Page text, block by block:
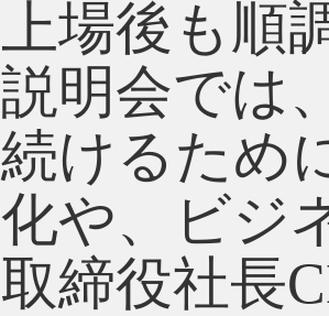
上場後も
説明会では
続けるため
化や、ビジ
取締役社長